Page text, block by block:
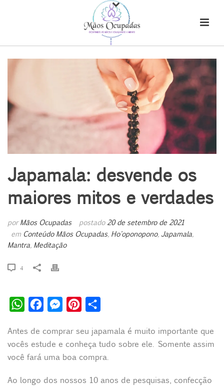
Japamala: desvende os
maiores mitos e verdades
porMãos Ocupadas postado 20 de setembro de 2021
em Conteúdo Mãos Ocupadas, Ho'oponopono, Japamala
Mantra Meditação
4
W
a
t
A
c
e
o
M
s
s
n
n
t
r
a
r
Antes de comprar seu japamala é muito importante que
vocês estude e conheça tudo sobre ele. Somente assim
você fará uma boa compra.
Ao longo dos nossos 10 anos de pesquisas, confecção